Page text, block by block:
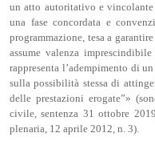
un atto autoritativo e
una fase concordata e
programmazione, tesa a
assume valenza
rappresenta l’adempimento di
sulla possibilità stessa di
delle prestazioni erogate”»
civile, sentenza 31 ottobre
plenaria, 12 aprile 2012, n. 3).